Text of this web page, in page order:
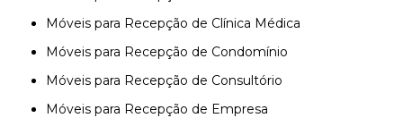
Móveis para Recepção de Clínica Médica
Móveis para Recepção de Condomínio
Móveis para Recepção de Consultório
Móveis para Recepção de Empresa